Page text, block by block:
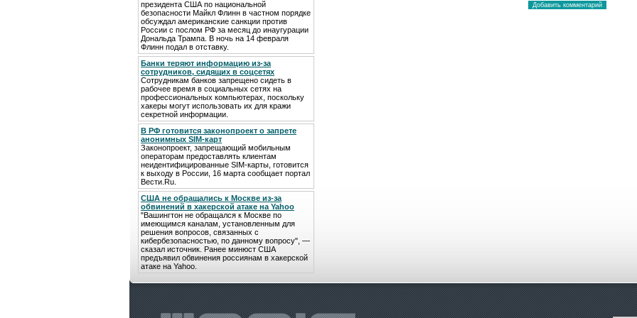
президента США по национальной
безопасности Майкл Флинн в частном порядке
обсуждал американские санкции против
России с послом РФ за месяц до инаугурации
Дональда Трампа. В ночь на 14 февраля
Флинн подал в отставку.
Банки теряют информацию из-за
сотрудников, сидящих в соцсетях
Сотрудникам банков запрещено сидеть в
рабочее время в социальных сетях на
профессиональных компьютерах, поскольку
хакеры могут использовать их для кражи
секретной информации.
В РФ готовится законопроект о запрете
анонимных SIM-карт
Законопроект, запрещающий мобильным
операторам предоставлять клиентам
неидентифицированные SIM-карты, готовится
к выходу в России, 16 марта сообщает портал
Вести.Ru.
США не обращались к Москве из-за
обвинений в хакерской атаке на Yahoo
"Вашингтон не обращался к Москве по
имеющимся каналам, установленным для
решения вопросов, связанных с
кибербезопасностью, по данному вопросу", —
сказал источник. Ранее минюст США
предъявил обвинения россиянам в хакерской
атаке на Yahoo.